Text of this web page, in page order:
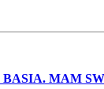
BASIA. MAM